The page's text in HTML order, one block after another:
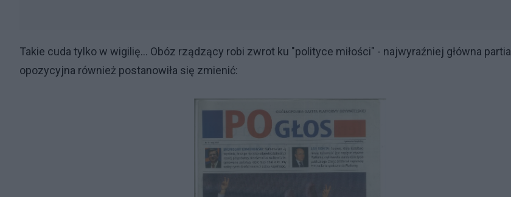
Takie cuda tylko w wigilię... Obóz rządzący robi zwrot ku "polityce miłości" - najwyraźniej główna partia
opozycyjna również postanowiła się zmienić: